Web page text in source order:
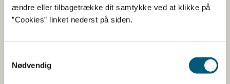
ændre eller tilbagetrække dit samtykke ved at klikke på
”Cookies” linket nederst på siden.
Nødvendig
Læs om nye fødevarer og
Læs om planteingredienser i kosttilskud